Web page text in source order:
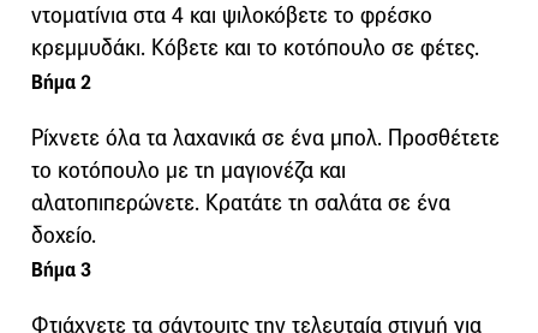
ντοματίνια στα 4 και ψιλοκόβετε το φρέσκο
κρεμμυδάκι. Κόβετε και το κοτόπουλο σε φέτες.
Βήμα 2
Ρίχνετε όλα τα λαχανικά σε ένα μπολ. Προσθέτετε
το κοτόπουλο με τη μαγιονέζα και
αλατοπιπερώνετε. Κρατάτε τη σαλάτα σε ένα
δοχείο.
Βήμα 3
Φτιάχνετε τα σάντουιτς την τελευταία στιγμή για